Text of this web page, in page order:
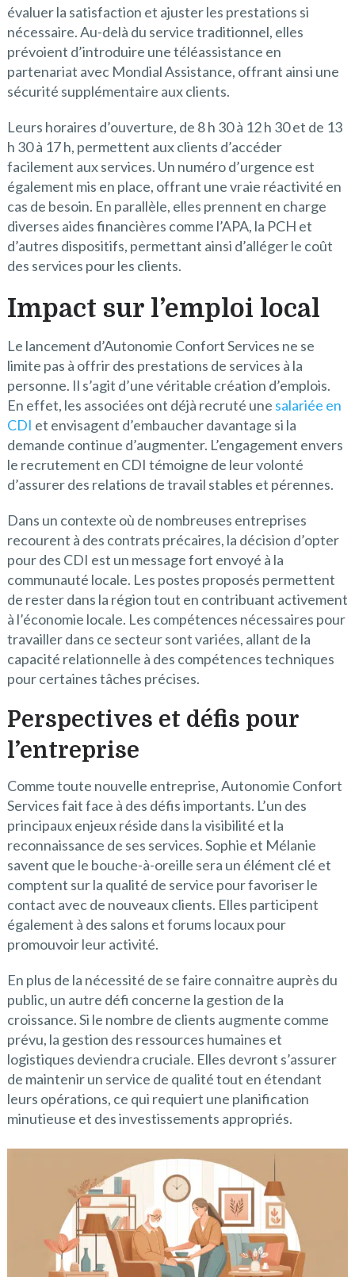
évaluer la satisfaction et ajuster les prestations si
nécessaire. Au-delà du service traditionnel, elles
prévoient d’introduire une téléassistance en
partenariat avec Mondial Assistance, offrant ainsi une
sécurité supplémentaire aux clients.
Leurs horaires d’ouverture, de 8 h 30 à 12 h 30 et de 13
h 30 à 17 h, permettent aux clients d’accéder
facilement aux services. Un numéro d’urgence est
également mis en place, offrant une vraie réactivité en
cas de besoin. En parallèle, elles prennent en charge
diverses aides financières comme l’APA, la PCH et
d’autres dispositifs, permettant ainsi d’alléger le coût
des services pour les clients.
Impact sur l’emploi local
Le lancement d’Autonomie Confort Services ne se
limite pas à offrir des prestations de services à la
personne. Il s’agit d’une véritable création d’emplois.
En effet, les associées ont déjà recruté une salariée en
CDI et envisagent d’embaucher davantage si la
demande continue d’augmenter. L’engagement envers
le recrutement en CDI témoigne de leur volonté
d’assurer des relations de travail stables et pérennes.
Dans un contexte où de nombreuses entreprises
recourent à des contrats précaires, la décision d’opter
pour des CDI est un message fort envoyé à la
communauté locale. Les postes proposés permettent
de rester dans la région tout en contribuant activement
à l’économie locale. Les compétences nécessaires pour
travailler dans ce secteur sont variées, allant de la
capacité relationnelle à des compétences techniques
pour certaines tâches précises.
Perspectives et défis pour
l’entreprise
Comme toute nouvelle entreprise, Autonomie Confort
Services fait face à des défis importants. L’un des
principaux enjeux réside dans la visibilité et la
reconnaissance de ses services. Sophie et Mélanie
savent que le bouche-à-oreille sera un élément clé et
comptent sur la qualité de service pour favoriser le
contact avec de nouveaux clients. Elles participent
également à des salons et forums locaux pour
promouvoir leur activité.
En plus de la nécessité de se faire connaitre auprès du
public, un autre défi concerne la gestion de la
croissance. Si le nombre de clients augmente comme
prévu, la gestion des ressources humaines et
logistiques deviendra cruciale. Elles devront s’assurer
de maintenir un service de qualité tout en étendant
leurs opérations, ce qui requiert une planification
minutieuse et des investissements appropriés.